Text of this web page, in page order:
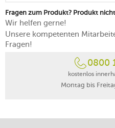
Fragen zum Produkt? Produkt
Wir helfen gerne!
Unsere kompetenten
Fragen!
0800
kostenlos
Montag bis